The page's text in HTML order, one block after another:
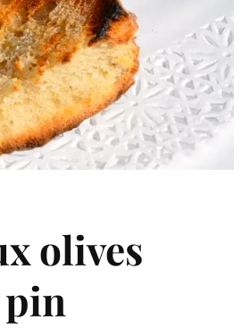
olives